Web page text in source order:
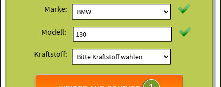
Marke:
Modell:
Kraftstoff: